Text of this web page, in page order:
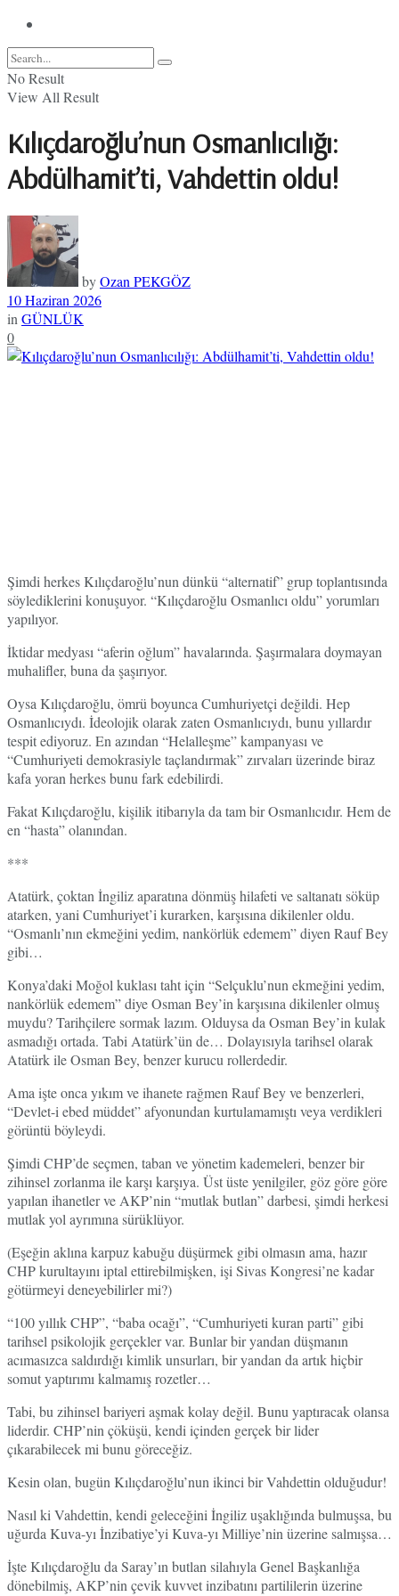
No Result
View All Result
Kılıçdaroğlu’nun Osmanlıcılığı:
Abdülhamit’ti, Vahdettin oldu!
byOzan PEKGÖZ
10 Haziran 2026
in GÜNLÜK
0
Şimdi herkes Kılıçdaroğlu’nun dünkü “alternatif” grup toplantısında
söylediklerini konuşuyor. “Kılıçdaroğlu Osmanlıcı oldu” yorumları
yapılıyor.
İktidar medyası “aferin oğlum” havalarında. Şaşırmalara doymayan
muhalifler, buna da şaşırıyor.
Oysa Kılıçdaroğlu, ömrü boyunca Cumhuriyetçi değildi. Hep
Osmanlıcıydı. İdeolojik olarak zaten Osmanlıcıydı, bunu yıllardır
tespit ediyoruz. En azından “Helalleşme” kampanyası ve
“Cumhuriyeti demokrasiyle taçlandırmak” zırvaları üzerinde biraz
kafa yoran herkes bunu fark edebilirdi.
Fakat Kılıçdaroğlu, kişilik itibarıyla da tam bir Osmanlıcıdır. Hem de
en “hasta” olanından.
***
Atatürk, çoktan İngiliz aparatına dönmüş hilafeti ve saltanatı söküp
atarken, yani Cumhuriyet’i kurarken, karşısına dikilenler oldu.
“Osmanlı’nın ekmeğini yedim, nankörlük edemem” diyen Rauf Bey
gibi…
Konya’daki Moğol kuklası taht için “Selçuklu’nun ekmeğini yedim,
nankörlük edemem” diye Osman Bey’in karşısına dikilenler olmuş
muydu? Tarihçilere sormak lazım. Olduysa da Osman Bey’in kulak
asmadığı ortada. Tabi Atatürk’ün de… Dolayısıyla tarihsel olarak
Atatürk ile Osman Bey, benzer kurucu rollerdedir.
Ama işte onca yıkım ve ihanete rağmen Rauf Bey ve benzerleri,
“Devlet-i ebed müddet” afyonundan kurtulamamıştı veya verdikleri
görüntü böyleydi.
Şimdi CHP’de seçmen, taban ve yönetim kademeleri, benzer bir
zihinsel zorlanma ile karşı karşıya. Üst üste yenilgiler, göz göre göre
yapılan ihanetler ve AKP’nin “mutlak butlan” darbesi, şimdi herkesi
mutlak yol ayrımına sürüklüyor.
(Eşeğin aklına karpuz kabuğu düşürmek gibi olmasın ama, hazır
CHP kurultayını iptal ettirebilmişken, işi Sivas Kongresi’ne kadar
götürmeyi deneyebilirler mi?)
“100 yıllık CHP”, “baba ocağı”, “Cumhuriyeti kuran parti” gibi
tarihsel psikolojik gerçekler var. Bunlar bir yandan düşmanın
acımasızca saldırdığı kimlik unsurları, bir yandan da artık hiçbir
somut yaptırımı kalmamış rozetler…
Tabi, bu zihinsel bariyeri aşmak kolay değil. Bunu yaptıracak olansa
liderdir. CHP’nin çöküşü, kendi içinden gerçek bir lider
çıkarabilecek mi bunu göreceğiz.
Kesin olan, bugün Kılıçdaroğlu’nun ikinci bir Vahdettin olduğudur!
Nasıl ki Vahdettin, kendi geleceğini İngiliz uşaklığında bulmuşsa, bu
uğurda Kuva-yı İnzibatiye’yi Kuva-yı Milliye’nin üzerine salmışsa…
İşte Kılıçdaroğlu da Saray’ın butlan silahıyla Genel Başkanlığa
dönebilmiş, AKP’nin çevik kuvvet inzibatını partililerin üzerine